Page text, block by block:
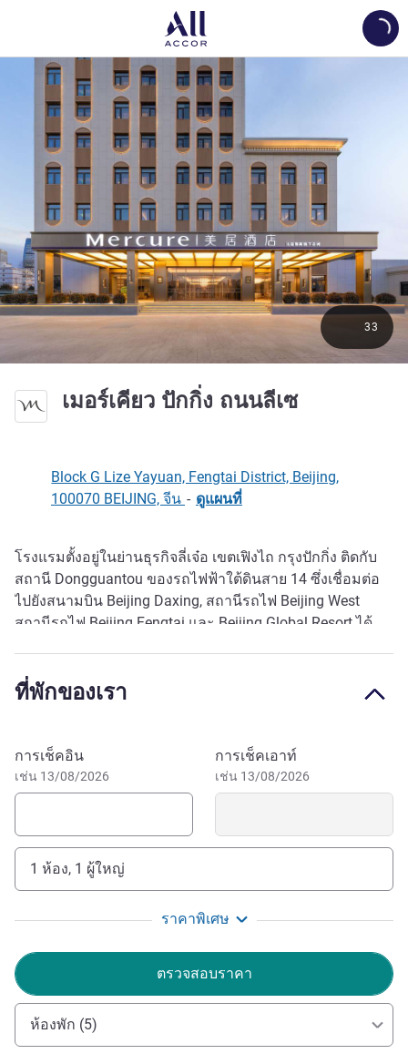
เมอร์เคียว ปักกิ่ง ถนนลีเซ
33
Block G Lize Yayuan, Fengtai District, Beijing,
100070 BEIJING, จีน - ดูแผนที่
รายละเอียด
โรงแรมตั้งอยู่ในย่านธุรกิจลี่เจ๋อ เขตเฟิงไถ กรุงปักกิ่ง ติดกับ
สถานี Dongguantou ของรถไฟฟ้าใต้ดินสาย 14 ซึ่งเชื่อมต่อ
ไปยังสนามบิน Beijing Daxing, สถานีรถไฟ Beijing West
สถานีรถไฟ Beijing Fengtai และ Beijing Global Resort ได้
อบอุ่น และมุ่งมั่นที่จะมอบบริการที่ให้ความรู้สึกราวกับอยู่
ที่พักของเรา
จองโรงแรมนี้
การเช็คอิน
เช่น 13/08/2026
การเช็คเอาท์
เช่น 13/08/2026
1 ห้อง, 1 ผู้ใหญ่
ราคาพิเศษ
ตรวจสอบราคา
ห้องพัก (5)